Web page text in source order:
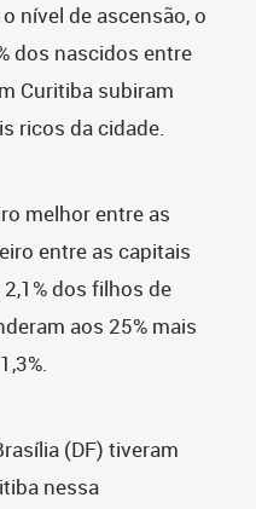
nível de ascensão, o
dos nascidos entre
Curitiba subiram
ricos da cidade.
melhor entre as
entre as capitais
dos filhos de
aos 25% mais
(DF) tiveram
nessa